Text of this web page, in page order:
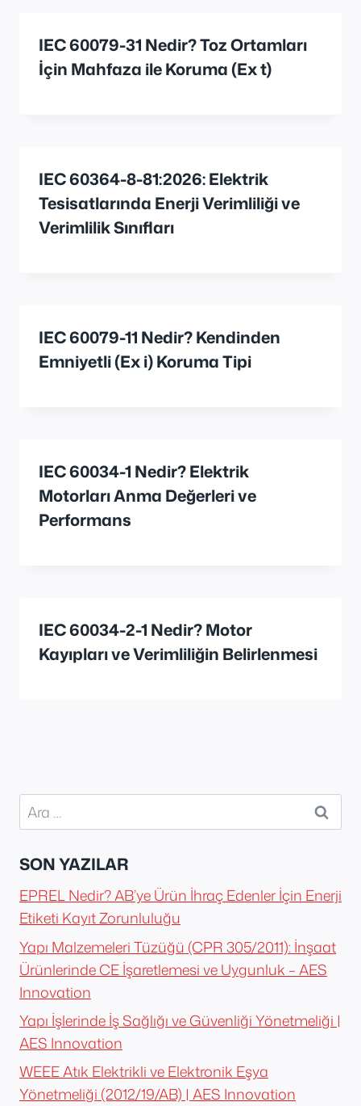
IEC 60079-31 Nedir? Toz Ortamları
İçin Mahfaza ile Koruma (Ex t)
IEC 60364-8-81:2026: Elektrik
Tesisatlarında Enerji Verimliliği ve
Verimlilik Sınıfları
IEC 60079-11 Nedir? Kendinden
Emniyetli (Ex i) Koruma Tipi
IEC 60034-1 Nedir? Elektrik
Motorları Anma Değerleri ve
Performans
IEC 60034-2-1 Nedir? Motor
Kayıpları ve Verimliliğin Belirlenmesi
Arama:
SON YAZILAR
EPREL Nedir? AB’ye Ürün İhraç Edenler İçin Enerji
Etiketi Kayıt Zorunluluğu
Yapı Malzemeleri Tüzüğü (CPR 305/2011): İnşaat
Ürünlerinde CE İşaretlemesi ve Uygunluk – AES
Innovation
Yapı İşlerinde İş Sağlığı ve Güvenliği Yönetmeliği |
AES Innovation
WEEE Atık Elektrikli ve Elektronik Eşya
Yönetmeliği (2012/19/AB) | AES Innovation